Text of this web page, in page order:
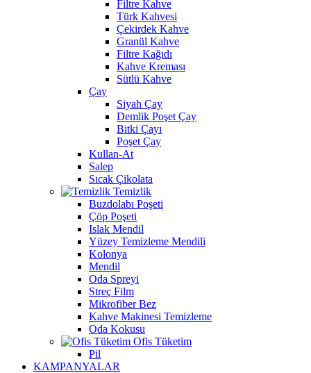
Filtre Kahve
Türk Kahvesi
Çekirdek Kahve
Granül Kahve
Filtre Kağıdı
Kahve Kreması
Sütlü Kahve
Çay
Siyah Çay
Demlik Poşet Çay
Bitki Çayı
Poşet Çay
Kullan-At
Salep
Sıcak Çikolata
Temizlik
Buzdolabı Poşeti
Çöp Poşeti
Islak Mendil
Yüzey Temizleme Mendili
Kolonya
Mendil
Oda Spreyi
Streç Film
Mikrofiber Bez
Kahve Makinesi Temizleme
Oda Kokusu
Ofis Tüketim
Pil
KAMPANYALAR